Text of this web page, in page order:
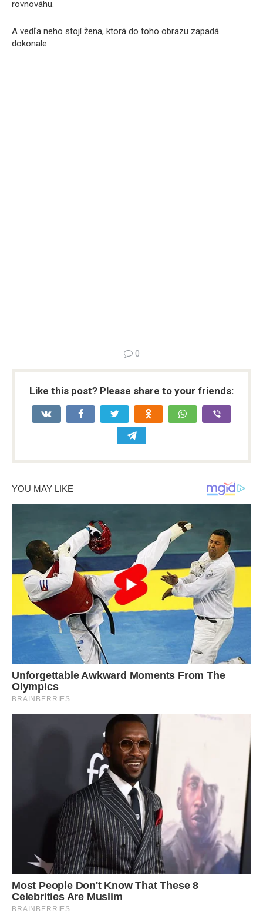
rovnováhu.
A vedľa neho stojí žena, ktorá do toho obrazu zapadá
dokonale.
0
Like this post? Please share to your friends: